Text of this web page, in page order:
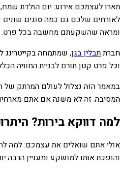
תארו לעצמכם אירוע: יום הולדת
לאורחים שלכם גם כמה סוגים שונים
ומראה שהשקעתם מחשבה בכל פרט.
חברתתבלין בגן, שמתמחה בקייטרינג
וכל פרט קטן תורם לבניית החוויה
במאמר הזה נצלול לעולם המרתק של
המסיבה. זה לא משנה אם אתם מארחים
למה דווקא בירות?
אולי אתם שואלים את עצמכם: למה
והופכת אותו למושקע ומעניין הרבה